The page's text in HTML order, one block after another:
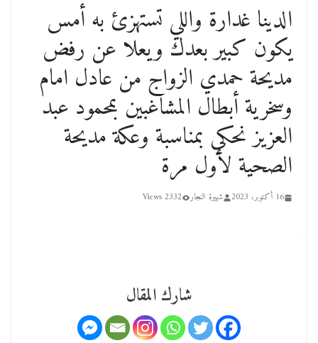
الدينا غدارة واللي تستهزئ به أمس
يكون كبير بعدك ويعلا عن رفض
مديحة حمدي الزواج من عادل امام
وسخرية أبطال المشاغبين بمحمود عبد
العزيز نحكي بمناسبة وعكة مديحة
الصحية لأول مرة
16 أكتوبر، 2023 شهيرة النجار 2332 Views
شارك المقال